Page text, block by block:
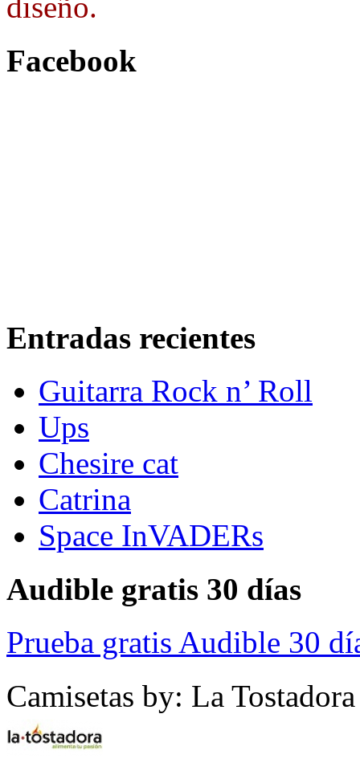
diseño.
Facebook
Entradas recientes
Guitarra Rock n’ Roll
Ups
Chesire cat
Catrina
Space InVADERs
Audible gratis 30 días
Prueba gratis Audible 30
Camisetas by: La Tostadora